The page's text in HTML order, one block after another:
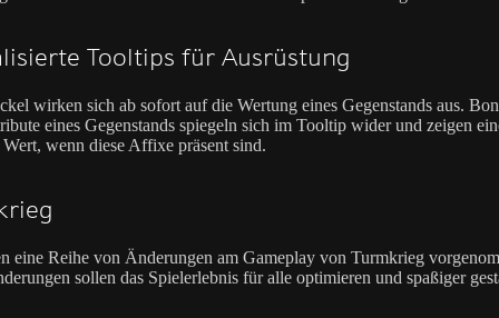
Tooltips für Ausrüstung
wirken sich ab sofort auf die Wertung eines Gegenstands aus.
eines Gegenstands spiegeln sich im Tooltip wider und zeigen
Wert, wenn diese Affixe präsent sind.
eine Reihe von Änderungen am Gameplay von Turmkrieg
sollen das Spielerlebnis für alle optimieren und spaßiger